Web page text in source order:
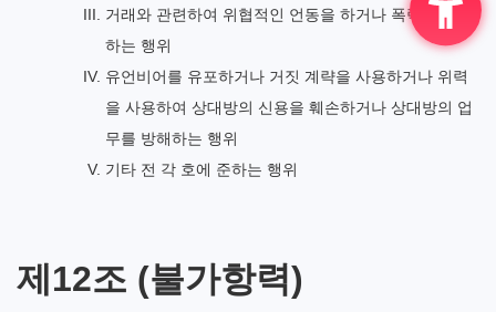
거래와 관련하여 위협적인 언동을 하거나 폭력을 사용
하는 행위
유언비어를 유포하거나 거짓 계략을 사용하거나 위력
을 사용하여 상대방의 신용을 훼손하거나 상대방의 업
무를 방해하는 행위
기타 전 각 호에 준하는 행위
제12조 (불가항력)